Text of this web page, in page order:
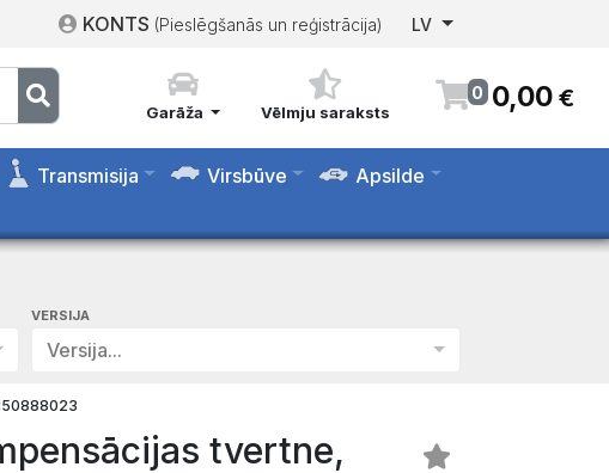
KONTS (Pieslēgšanās un reģistrācija) LV
Garāža Vēlmju saraksts
0 0,00 €
Transmisija Virsbūve
Apsilde
VERSIJA
Versija...
tvertne,